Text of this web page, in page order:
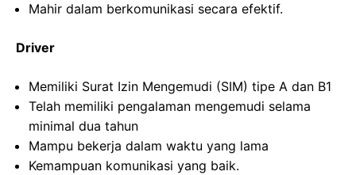
Mahir dalam berkomunikasi secara efektif.
Driver
Memiliki Surat Izin Mengemudi (SIM) tipe A dan B1
Telah memiliki pengalaman mengemudi selama
minimal dua tahun
Mampu bekerja dalam waktu yang lama
Kemampuan komunikasi yang baik.